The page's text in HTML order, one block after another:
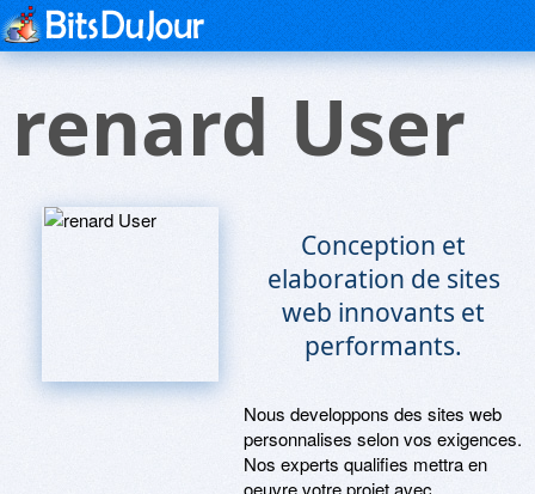
renard User
Conception et
elaboration de sites
web innovants et
performants.
Nous developpons des sites web
personnalises selon vos exigences.
Nos experts qualifies mettra en
oeuvre votre projet avec